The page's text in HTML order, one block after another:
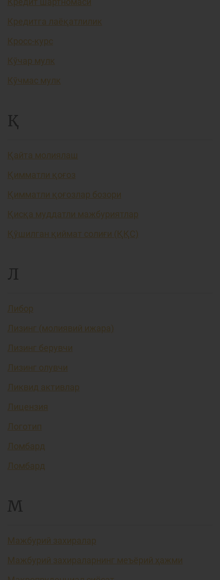
Кредитга лаёқатлилик
Кросс-курс
Кўчар мулк
Кўчмас мулк
Қ
Қайта молиялаш
Қимматли қоғоз
Қимматли қоғозлар бозори
Қисқа муддатли мажбуриятлар
Қўшилган қиймат солиғи (ҚҚС)
Л
Либор
Лизинг (молиявий ижара)
Лизинг берувчи
Лизинг олувчи
Ликвид активлар
Лицензия
Логотип
Ломбард
Ломбард
М
Мажбурий захиралар
Мажбурий захираларнинг меъёрий ҳажми